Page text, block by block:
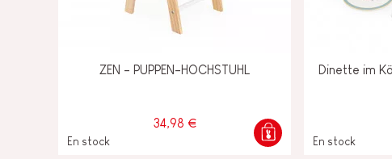
ZEN - PUPPEN-HOCHSTUHL
34,98 €
En stock
Dinette im
En stock